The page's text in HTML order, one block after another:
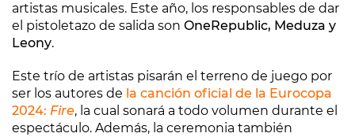
artistas musicales. Este año, los responsables de dar
el pistoletazo de salida son OneRepublic, Meduza y
Leony.
Este trío de artistas pisarán el terreno de juego por
ser los autores de la canción oficial de la Eurocopa
2024: Fire, la cual sonará a todo volumen durante el
espectáculo. Además, la ceremonia también